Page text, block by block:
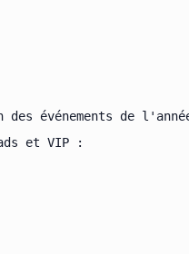
événements de
et VIP :